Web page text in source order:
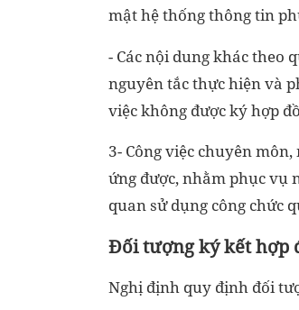
mật hệ thống thông tin
- Các nội dung khác theo
nguyên tắc thực hiện và
việc không được ký hợp
3- Công việc chuyên
ứng được, nhằm phục vụ
quan sử dụng công chức
Đối tượng ký kết hợp
Nghị định quy định đối